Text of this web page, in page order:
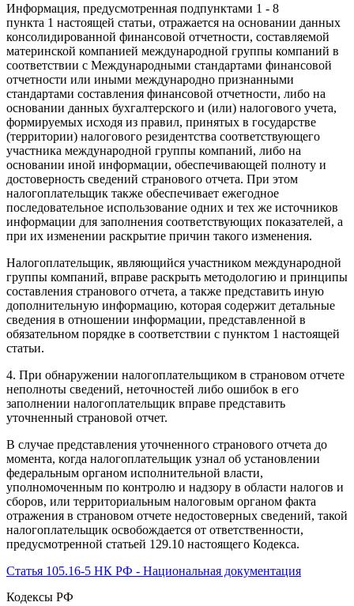
Информация, предусмотренная подпунктами 1 - 8
пункта 1 настоящей статьи, отражается на основании данных
консолидированной финансовой отчетности, составляемой
материнской компанией международной группы компаний в
соответствии с Международными стандартами финансовой
отчетности или иными международно признанными
стандартами составления финансовой отчетности, либо на
основании данных бухгалтерского и (или) налогового учета,
формируемых исходя из правил, принятых в государстве
(территории) налогового резидентства соответствующего
участника международной группы компаний, либо на
основании иной информации, обеспечивающей полноту и
достоверность сведений странового отчета. При этом
налогоплательщик также обеспечивает ежегодное
последовательное использование одних и тех же источников
информации для заполнения соответствующих показателей, а
при их изменении раскрытие причин такого изменения.
Налогоплательщик, являющийся участником международной
группы компаний, вправе раскрыть методологию и принципы
составления странового отчета, а также представить иную
дополнительную информацию, которая содержит детальные
сведения в отношении информации, представленной в
обязательном порядке в соответствии с пунктом 1 настоящей
статьи.
4. При обнаружении налогоплательщиком в страновом отчете
неполноты сведений, неточностей либо ошибок в его
заполнении налогоплательщик вправе представить
уточненный страновой отчет.
В случае представления уточненного странового отчета до
момента, когда налогоплательщик узнал об установлении
федеральным органом исполнительной власти,
уполномоченным по контролю и надзору в области налогов и
сборов, или территориальным налоговым органом факта
отражения в страновом отчете недостоверных сведений, такой
налогоплательщик освобождается от ответственности,
предусмотренной статьей 129.10 настоящего Кодекса.
Статья 105.16-5 НК РФ - Национальная документация
Кодексы РФ